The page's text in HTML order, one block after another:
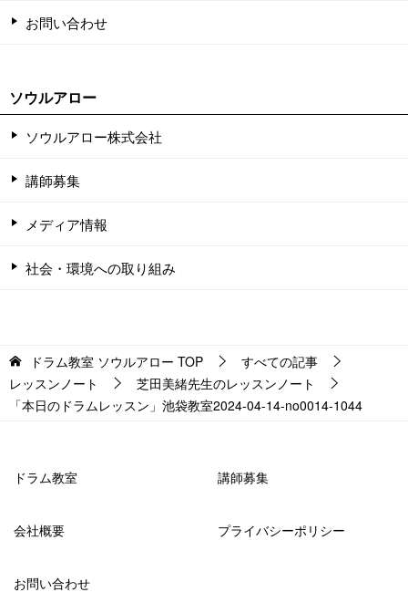
お問い合わせ
ソウルアロー
ソウルアロー株式会社
講師募集
メディア情報
社会・環境への取り組み
ドラム教室 ソウルアロー TOP
すべての記事
レッスンノート
芝田美緒先生のレッスンノート
「本日のドラムレッスン」池袋教室2024-04-14-no0014-1044
ドラム教室 講師募集
会社概要 プライバシーポリシー
お問い合わせ